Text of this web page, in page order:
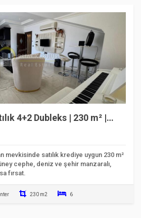
4+2 Dubleks | 230 m² |
Krediye Uygun
mevkisinde satılık krediye uygun 230 m²
cephe, deniz ve şehir manzaralı,
fırsat.
230 m2 6